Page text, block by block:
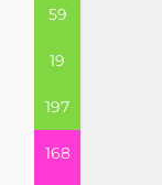
59
19
197
168